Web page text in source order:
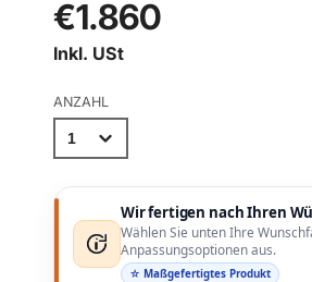
€1.860
Inkl. USt
ANZAHL
Wir fertigen nach Ihren
Wählen Sie unten Ihre
Anpassungsoptionen aus.
☆ Maßgefertigtes Produkt